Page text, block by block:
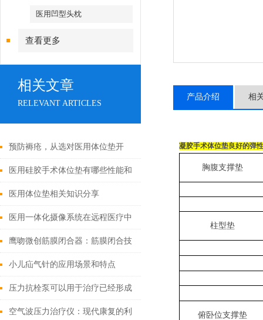
医用凹型头枕
查看更多
相关文章
RELEVANT ARTICLES
预防褥疮，从选对医用体位垫开
始！
医用硅胶手术体位垫有哪些性能和
特点
医用体位垫相关知识分享
医用一体化摄像系统在远程医疗中
的应用
鹰吻微创筋膜闭合器：筋膜闭合技
术大突破
小儿疝气针的应用场景和特点
压力抗栓泵可以用于治疗已经形成
的血栓
空气波压力治疗仪：现代康复的利
产品介绍 相
凝胶手术体位垫良好的弹
胸腹支撑垫
柱型垫
俯卧位支撑垫